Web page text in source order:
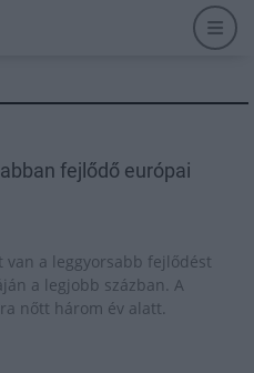
fejlődő európai
van a leggyorsabb fejlődést
a legjobb százban. A
nőtt három év alatt.